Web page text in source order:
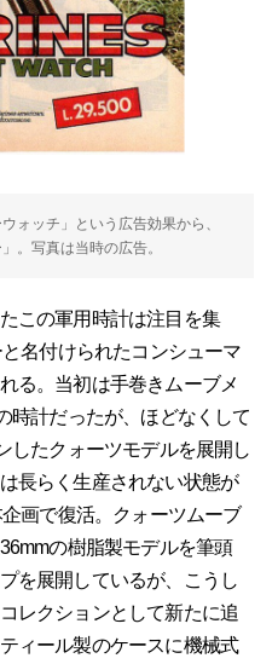
ォッチ」という広告効果から、
。写真は当時の広告。
この軍用時計は注目を集
名付けられたコンシューマ
る。当初は手巻きムーブメ
時計だったが、ほどなくして
したクォーツモデルを展開し
長らく生産されない状態が
画で復活。クォーツムーブ
の樹脂製モデルを筆頭
を展開しているが、こうし
レクションとして新たに追
ィール製のケースに機械式